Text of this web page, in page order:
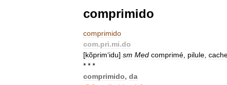
comprimido
comprimido
com.pri.mi.do
[kõprim‘idu] sm Med comprimé pilule
* * *
comprimido, da